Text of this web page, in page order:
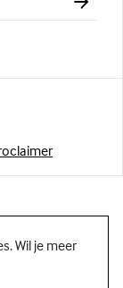
Wil je meer